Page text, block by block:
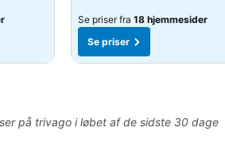
Se priser fra 18 hjemmesider
Se priser
på trivago i løbet af de sidste 30 dage